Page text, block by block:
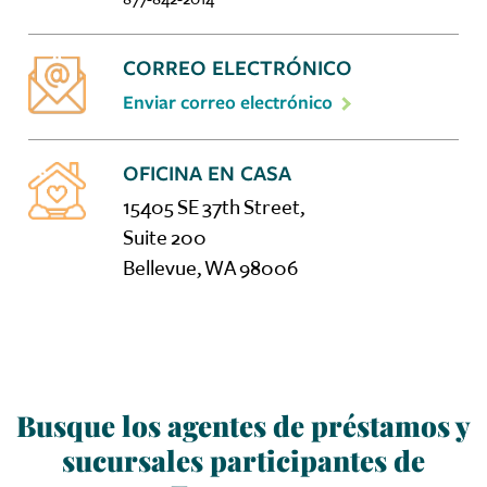
CORREO ELECTRÓNICO
Enviar correo electrónico
OFICINA EN CASA
15405 SE 37th Street,
Suite 200
Bellevue, WA 98006
Busque los agentes de préstamos y
sucursales participantes de